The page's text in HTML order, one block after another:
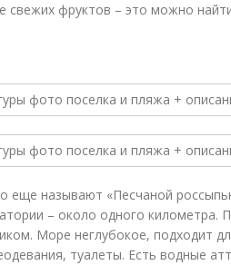
свежих фруктов – это можно найти
еще называют «Песчаной
– около одного километра.
Море неглубокое, подходит
туалеты. Есть водные